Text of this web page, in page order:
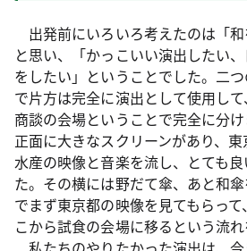
出発前にいろいろ考えたのは「和
と思い、「かっこいい演出したい
をしたい」ということでした。二
で片方は完全に演出として使用し
商談の会場ということで完全に分
正面に大きなスクリーンがあり、
水産の映像と音楽を流し、とても
た。その横には野だて傘、あと和
でまず東京都の映像を見てもらっ
こから試食の会場に移るという流れ